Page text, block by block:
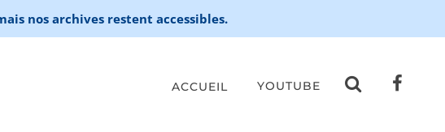
nos archives restent accessibles.
ACCUEIL YOUTUBE